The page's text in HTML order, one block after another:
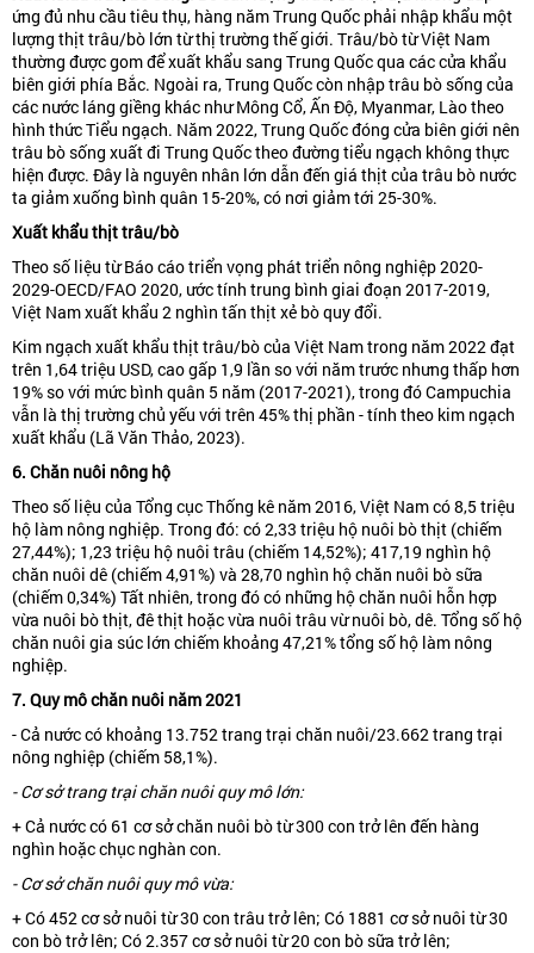
ứng đủ nhu cầu tiêu thụ, hàng năm Trung Quốc phải nhập khẩu một
lượng thịt trâu/bò lớn từ thị trường thế giới. Trâu/bò từ Việt Nam
thường được gom để xuất khẩu sang Trung Quốc qua các cửa khẩu
biên giới phía Bắc. Ngoài ra, Trung Quốc còn nhập trâu bò sống của
các nước láng giềng khác như Mông Cổ, Ấn Độ, Myanmar, Lào theo
hình thức Tiểu ngạch. Năm 2022, Trung Quốc đóng cửa biên giới nên
trâu bò sống xuất đi Trung Quốc theo đường tiểu ngạch không thực
hiện được. Đây là nguyên nhân lớn dẫn đến giá thịt của trâu bò nước
ta giảm xuống bình quân 15-20%, có nơi giảm tới 25-30%.
Xuất khẩu thịt trâu/bò
Theo số liệu từ Báo cáo triển vọng phát triển nông nghiệp 2020-
2029-OECD/FAO 2020, ước tính trung bình giai đoạn 2017-2019,
Việt Nam xuất khẩu 2 nghìn tấn thịt xẻ bò quy đổi.
Kim ngạch xuất khẩu thịt trâu/bò của Việt Nam trong năm 2022 đạt
trên 1,64 triệu USD, cao gấp 1,9 lần so với năm trước nhưng thấp hơn
19% so với mức bình quân 5 năm (2017-2021), trong đó Campuchia
vẫn là thị trường chủ yếu với trên 45% thị phần - tính theo kim ngạch
xuất khẩu (Lã Văn Thảo, 2023).
6. Chăn nuôi nông hộ
Theo số liệu của Tổng cục Thống kê năm 2016, Việt Nam có 8,5 triệu
hộ làm nông nghiệp. Trong đó: có 2,33 triệu hộ nuôi bò thịt (chiếm
27,44%); 1,23 triệu hộ nuôi trâu (chiếm 14,52%); 417,19 nghìn hộ
chăn nuôi dê (chiếm 4,91%) và 28,70 nghìn hộ chăn nuôi bò sữa
(chiếm 0,34%) Tất nhiên, trong đó có những hộ chăn nuôi hỗn hợp
vừa nuôi bò thịt, đê thịt hoặc vừa nuôi trâu vừ nuôi bò, dê. Tổng số hộ
chăn nuôi gia súc lớn chiếm khoảng 47,21% tổng số hộ làm nông
nghiệp.
7. Quy mô chăn nuôi năm 2021
- Cả nước có khoảng 13.752 trang trại chăn nuôi/23.662 trang trại
nông nghiệp (chiếm 58,1%).
- Cơ sở trang trại chăn nuôi quy mô lớn:
+ Cả nước có 61 cơ sở chăn nuôi bò từ 300 con trở lên đến hàng
nghìn hoặc chục nghàn con.
- Cơ sở chăn nuôi quy mô vừa:
+ Có 452 cơ sở nuôi từ 30 con trâu trở lên; Có 1881 cơ sở nuôi từ 30
con bò trở lên; Có 2.357 cơ sở nuôi từ 20 con bò sữa trở lên;